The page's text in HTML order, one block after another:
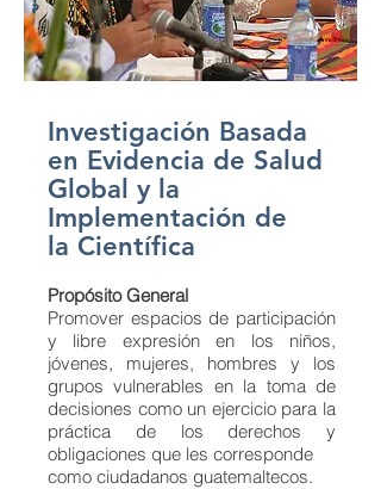
Investigación Basada
en Evidencia de Salud
Global y la
Implementación de
la Científica
Propósito General
Promover espacios de participación
y libre expresión en los niños,
jóvenes, mujeres, hombres y los
grupos vulnerables en la toma de
decisiones como un ejercicio para la
práctica de los derechos y
obligaciones que les corresponde
como ciudadanos guatemaltecos.